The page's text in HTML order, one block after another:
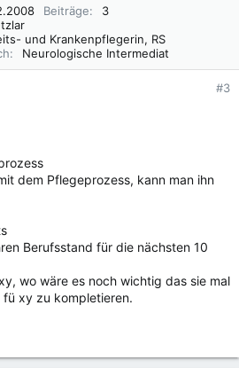
Beiträge
3
und Krankenpflegerin, RS
Neurologische Intermediat
#3
dem Pflegeprozess, kann man ihn
Berufsstand für die nächsten 10
wo wäre es noch wichtig das sie mal
fü xy zu kompletieren.